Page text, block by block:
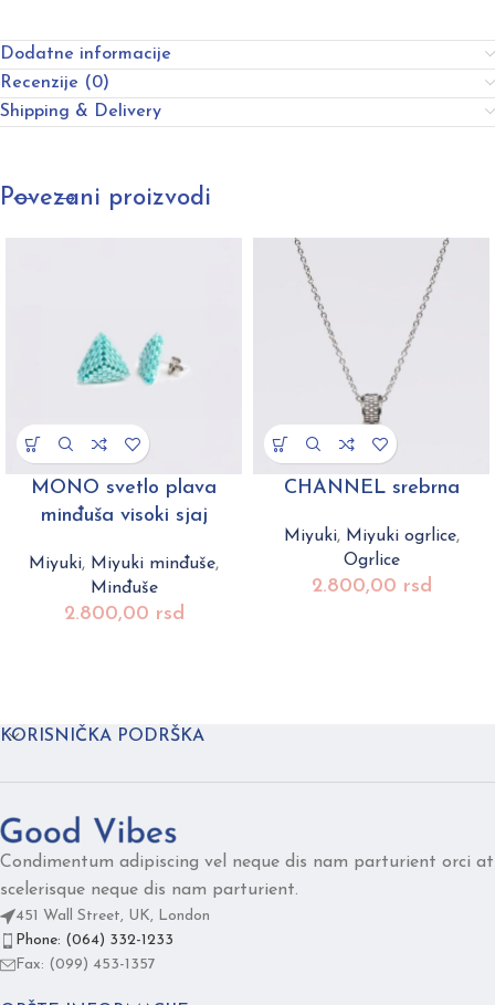
Dodatne informacije
Recenzije (0)
Shipping & Delivery
Povezani proizvodi
MONO svetlo plava
minđuša visoki sjaj
Miyuki, Miyuki minđuše,
Minđuše
2.800,00 rsd
CHANNEL srebrna
Miyuki, Miyuki ogrlice,
Ogrlice
2.800,00 rsd
KORISNIČKA PODRŠKA
Condimentum adipiscing vel neque dis nam parturient orci at
scelerisque neque dis nam parturient.
451 Wall Street, UK, London
Phone: (064) 332-1233
Fax: (099) 453-1357